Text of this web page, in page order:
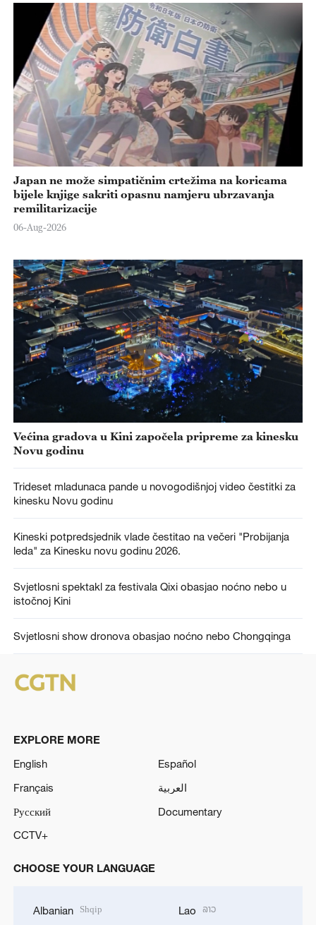
Japan ne može simpatičnim crtežima na koricama
bijele knjige sakriti opasnu namjeru ubrzavanja
remilitarizacije
06-Aug-2026
Većina gradova u Kini započela pripreme za kinesku
Novu godinu
Trideset mladunaca pande u novogodišnjoj video čestitki za
kinesku Novu godinu
Kineski potpredsjednik vlade čestitao na večeri "Probijanja
leda" za Kinesku novu godinu 2026.
Svjetlosni spektakl za festivala Qixi obasjao noćno nebo u
istočnoj Kini
Svjetlosni show dronova obasjao noćno nebo Chongqinga
EXPLORE MORE
English
Español
Français
العربية
Русский
Documentary
CCTV+
CHOOSE YOUR LANGUAGE
Albanian Shqip Lao ລາວ